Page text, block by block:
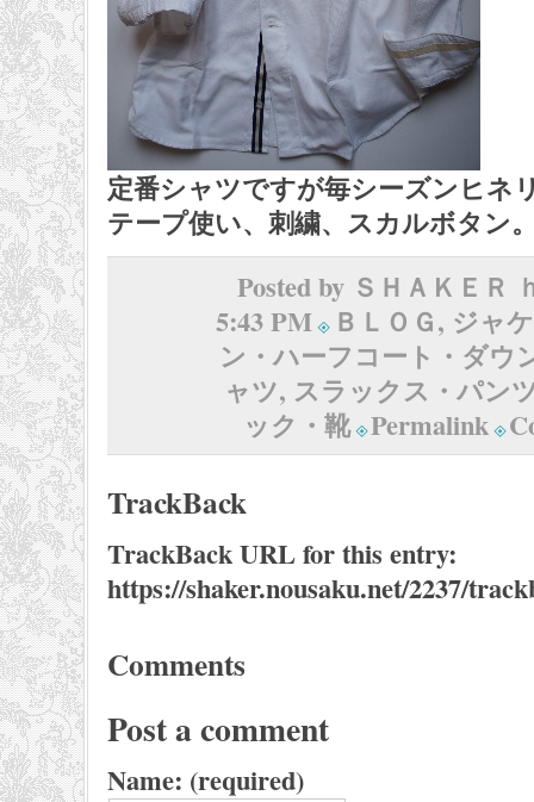
定番シャツですが毎シーズンヒネ
テープ使い、刺繍、スカルボタン
Posted by ＳＨＡＫＥＲ
5:43 PM
ＢＬＯＧ, ジャ
ン・ハーフコート・ダウ
ャツ, スラックス・パン
ック・靴 Permalink
TrackBack
TrackBack URL for this entry:
https://shaker.nousaku.net/2237/
Comments
Post a comment
Name: (required)